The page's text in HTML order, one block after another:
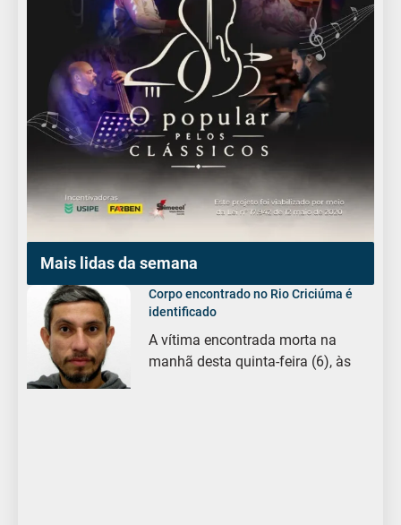
Mais lidas da semana
Corpo encontrado no Rio Criciúma é
identificado
A vítima encontrada morta na
manhã desta quinta-feira (6), às